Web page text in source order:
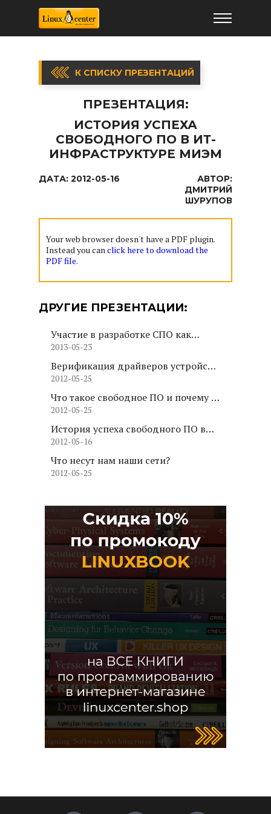
К СПИСКУ ПРЕЗЕНТАЦИЙ
ПРЕЗЕНТАЦИЯ:
ИСТОРИЯ УСПЕХА
СВОБОДНОГО ПО В ИТ-
ИНФРАСТРУКТУРЕ МИЭМ
ДАТА: 2012-05-16
АВТОР:
ДМИТРИЙ
ШУРУПОВ
Your web browser doesn't have a PDF plugin.
Instead you canclick here to download the
PDF file.
ДРУГИЕ ПРЕЗЕНТАЦИИ:
Участие в разработке СПО как
трамплин для профессиональной
карьеры
2013-05-23
Верификация драйверов устройств
ядра Linux
2012-05-25
Что такое свободное ПО и почему за
ним будущее
2012-05-25
История успеха свободного ПО в
ИТ- инфраструктуре МИЭМ
2012-05-16
Что несут нам наши сети?
2012-05-25